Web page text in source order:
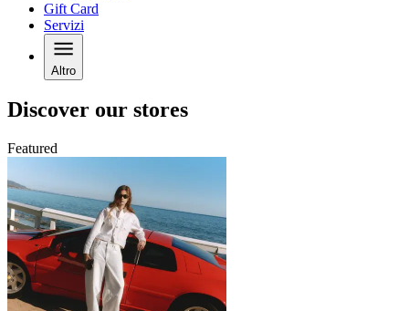
Gift Card
Servizi
Altro
Discover our stores
Featured